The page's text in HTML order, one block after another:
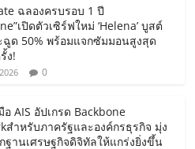
ฉลองครบรอบ 1 ปี
เปิดตัวเซิร์ฟใหม่ ‘Helena’ บูสต์
ฉูด 50% พร้อมแจกซัมมอนสูงสุด
ง!
0
อ AIS อัปเกรด Backbone
สำหรับภาครัฐและองค์กรธุรกิจ มุ่ง
ฐานเศรษฐกิจดิจิทัลให้แกร่งยิ่งขึ้น